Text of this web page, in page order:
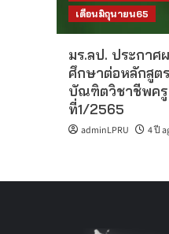
เดือนมิถุนายน65
มร.ลป. ประกาศ
ศึกษาต่อหลักสูต
บัณฑิตวิชาชีพครู
ที่1/2565
adminLPRU 4 ปี